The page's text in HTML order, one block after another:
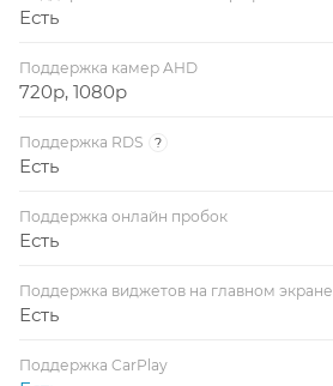
Есть
Поддержка камер AHD
720p, 1080p
Поддержка RDS ?
Есть
Поддержка онлайн пробок
Есть
Поддержка виджетов на главном экране
Есть
Поддержка CarPlay